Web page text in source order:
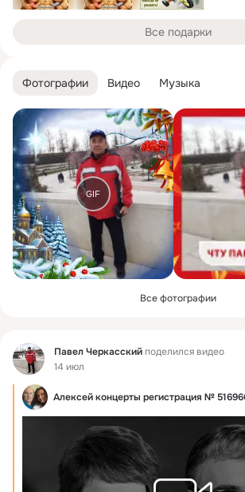
Фотографии Видео Музыка
GIF
Все фотографии
Фид Павел Черкасскийподелился видео
14 июл
Алексей концерты регистрация №
Все подарки